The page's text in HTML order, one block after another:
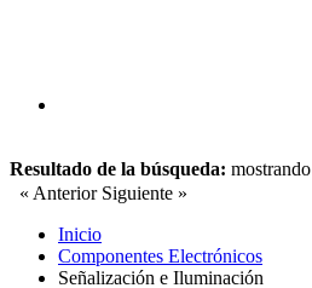
Resultado de la búsqueda: mostrando
« Anterior Siguiente »
Inicio
Componentes Electrónicos
Señalización e Iluminación